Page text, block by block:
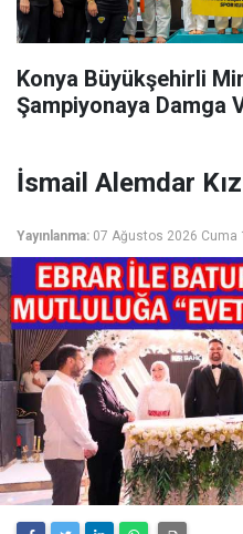
Konya Büyükşehirli
Şampiyonaya Damga
İsmail Alemdar
Yayınlanma: 07 Ağustos 2026 Cuma